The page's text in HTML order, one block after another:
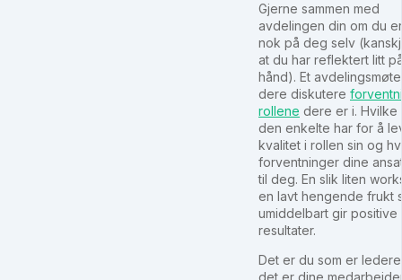
Gjerne sammen med
avdelingen din om du
nok på deg selv
at du har reflektert litt
hånd). Et
dere diskutere
rollene dere er i. Hvilke
den enkelte har for å
kvalitet i rollen sin og
forventninger dine
til deg. En slik liten
en lavt hengende frukt
umiddelbart gir positive
resultater.
Det er du som er
det er dine